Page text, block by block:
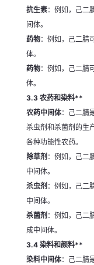
抗生素：例如，己二
间体。
药物：例如，己二腈
体。
药物：例如，己二腈
体。
3.3 农药和染料**
农药中间体：己二腈
杀虫剂和杀菌剂的生
各种功能性农药。
除草剂 ：例如，己二
中间体。
杀虫剂 ：例如，己二
中间体。
杀菌剂 ：例如，己二
成中间体。
3.4 染料和颜料**
染料中间体：己二腈